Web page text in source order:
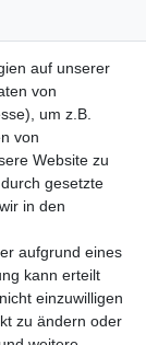
in
Vertrieb
auf unserer
von
um z.B.
von
Website zu
gesetzte
in den
aufgrund eines
kann erteilt
einzuwilligen
zu ändern oder